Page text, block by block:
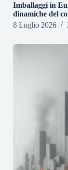
Imballaggi in
dinamiche del
8 Luglio 2026